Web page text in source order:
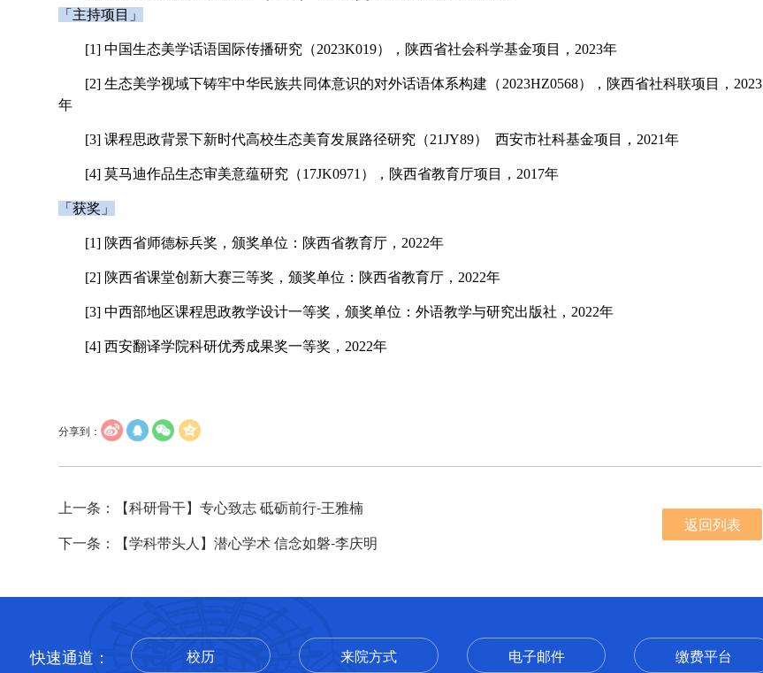
「主持项目」
[1] 中国生态美学话语国际传播研究（2023K019），陕西省社会科学基金项目， 2023年
[2] 生态美学视域下铸牢中华民族共同体意识的对外话语体系构建（ 2023HZ0568），陕西省社科联项目， 2023
年
[3] 课程思政背景下新时代高校生态美育发展路径研究 （21JY89） 西安市社科基金项目， 2021年
[4] 莫马迪作品生态审美意蕴研究（17JK0971 ），陕西省教育厅项目， 2017年
「获奖」
[1] 陕西省师德标兵奖，颁奖单位：陕西省教育厅， 2022年
[2] 陕西省课堂创新大赛三等奖，颁奖单位：陕西省教育厅， 2022年
[3] 中西部地区课程思政教学设计一等奖，颁奖单位：外语教学与研究出版社，2022年
[4] 西安翻译学院科研优秀成果奖一等奖，2022年
分享到：
返回列表
上一条：【科研骨干】专心致志 砥砺前行-王雅楠
下一条：【学科带头人】潜心学术 信念如磐-李庆明
快速通道： 校历 来院方式 电子邮件 缴费平台